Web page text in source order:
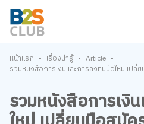
หน้าแรก • เรื่องน่ารู้ • Article •
รวมหนังสือการเงินและการลงทุนมือใหม่ เปลี่ย
รวมหนังสือการเงิ